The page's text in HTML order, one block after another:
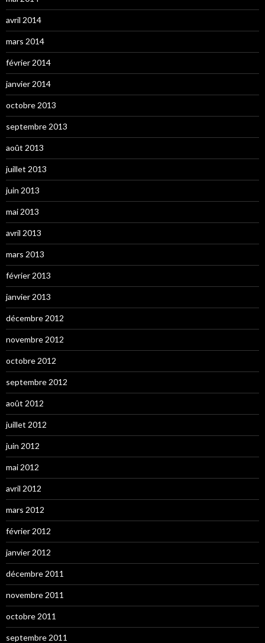
avril 2014
mars 2014
février 2014
janvier 2014
octobre 2013
septembre 2013
août 2013
juillet 2013
juin 2013
mai 2013
avril 2013
mars 2013
février 2013
janvier 2013
décembre 2012
novembre 2012
octobre 2012
septembre 2012
août 2012
juillet 2012
juin 2012
mai 2012
avril 2012
mars 2012
février 2012
janvier 2012
décembre 2011
novembre 2011
octobre 2011
septembre 2011